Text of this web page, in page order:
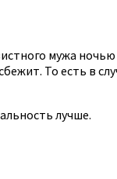
мужа
То есть в
лучше.